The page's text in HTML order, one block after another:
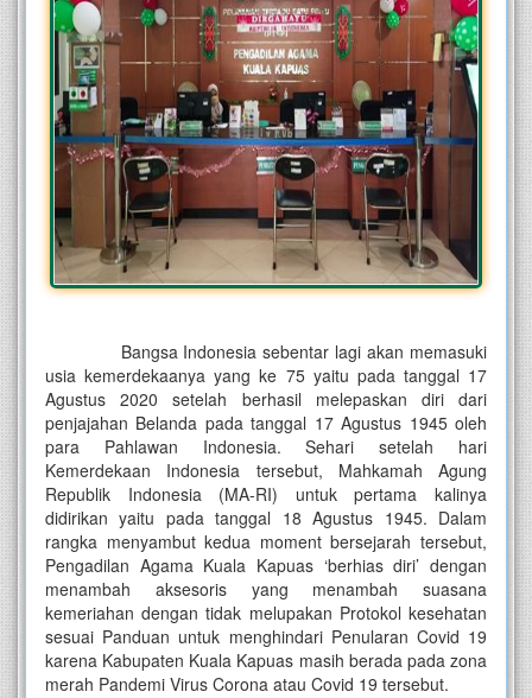
Bangsa Indonesia sebentar lagi akan memasuki
usia kemerdekaanya yang ke 75 yaitu pada tanggal 17
Agustus 2020 setelah berhasil melepaskan diri dari
penjajahan Belanda pada tanggal 17 Agustus 1945 oleh
para Pahlawan Indonesia. Sehari setelah hari
Kemerdekaan Indonesia tersebut, Mahkamah Agung
Republik Indonesia (MA-RI) untuk pertama kalinya
didirikan yaitu pada tanggal 18 Agustus 1945. Dalam
rangka menyambut kedua moment bersejarah tersebut,
Pengadilan Agama Kuala Kapuas ‘berhias diri’ dengan
menambah aksesoris yang menambah suasana
kemeriahan dengan tidak melupakan Protokol kesehatan
sesuai Panduan untuk menghindari Penularan Covid 19
karena Kabupaten Kuala Kapuas masih berada pada zona
merah Pandemi Virus Corona atau Covid 19 tersebut.